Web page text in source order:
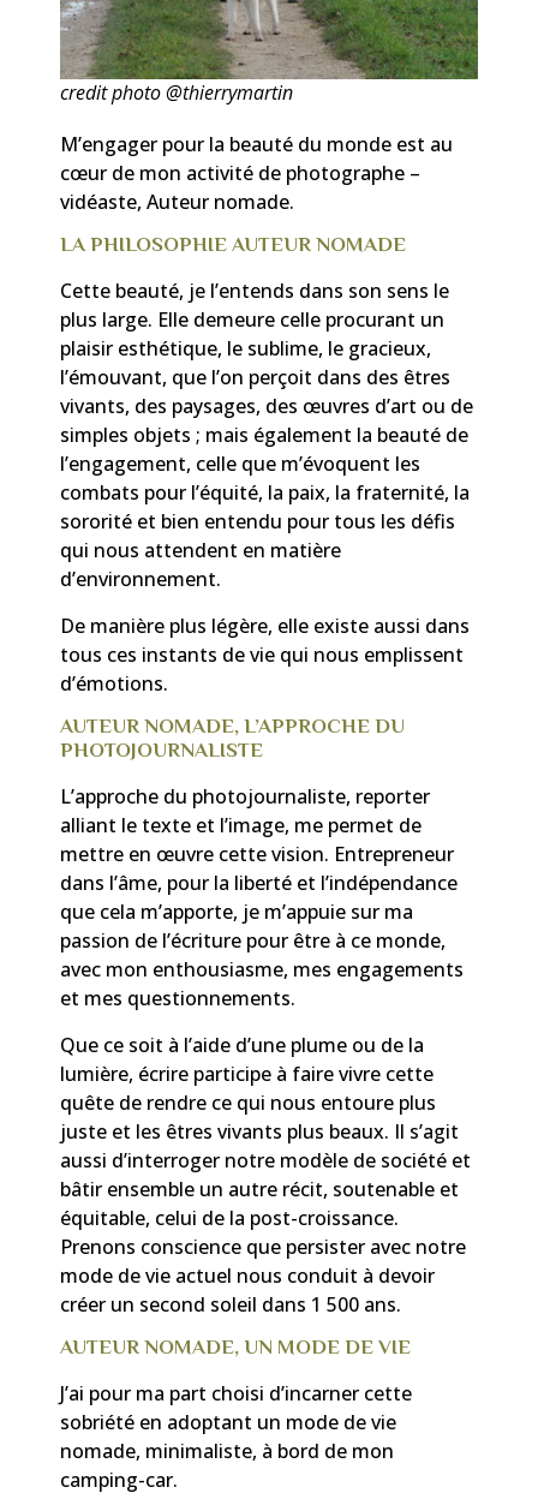
credit photo @thierrymartin
M’engager pour la beauté du monde est au
cœur de mon activité de photographe –
vidéaste, Auteur nomade.
LA PHILOSOPHIE AUTEUR NOMADE
Cette beauté, je l’entends dans son sens le
plus large. Elle demeure celle procurant un
plaisir esthétique, le sublime, le gracieux,
l’émouvant, que l’on perçoit dans des êtres
vivants, des paysages, des œuvres d’art ou de
simples objets ; mais également la beauté de
l’engagement, celle que m’évoquent les
combats pour l’équité, la paix, la fraternité, la
sororité et bien entendu pour tous les défis
qui nous attendent en matière
d’environnement.
De manière plus légère, elle existe aussi dans
tous ces instants de vie qui nous emplissent
d’émotions.
AUTEUR NOMADE, L’APPROCHE DU
PHOTOJOURNALISTE
L’approche du photojournaliste, reporter
alliant le texte et l’image, me permet de
mettre en œuvre cette vision. Entrepreneur
dans l’âme, pour la liberté et l’indépendance
que cela m’apporte, je m’appuie sur ma
passion de l’écriture pour être à ce monde,
avec mon enthousiasme, mes engagements
et mes questionnements.
Que ce soit à l’aide d’une plume ou de la
lumière, écrire participe à faire vivre cette
quête de rendre ce qui nous entoure plus
juste et les êtres vivants plus beaux. Il s’agit
aussi d’interroger notre modèle de société et
bâtir ensemble un autre récit, soutenable et
équitable, celui de la post-croissance.
Prenons conscience que persister avec notre
mode de vie actuel nous conduit à devoir
créer un second soleil dans 1 500 ans.
AUTEUR NOMADE, UN MODE DE VIE
J’ai pour ma part choisi d’incarner cette
sobriété en adoptant un mode de vie
nomade, minimaliste, à bord de mon
camping-car.